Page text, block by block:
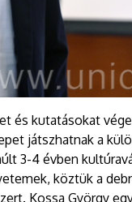
és kutatásokat
játszhatnak a
3-4 évben
köztük a
Kossa György